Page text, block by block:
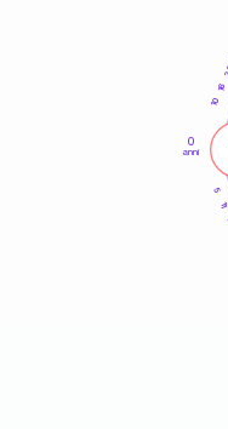
0
anni
10
16
11
5